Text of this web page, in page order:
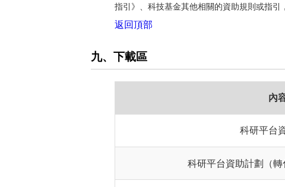
指引》、科技基金其他相關的資助規則或指引
返回頂部
九、下載區
內
科研平台
科研平台資助計劃（